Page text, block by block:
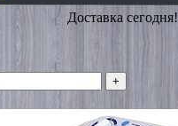
Доставка сегодня!
+